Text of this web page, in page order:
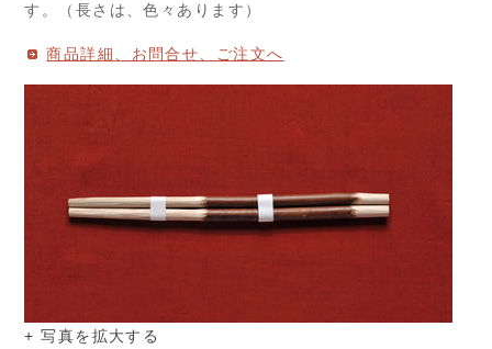
す。（長さは、色々あります）
商品詳細、お問合せ、ご注文へ
+ 写真を拡大する